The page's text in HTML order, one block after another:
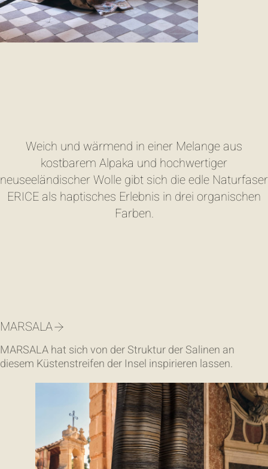
Weich und wärmend in einer Melange aus
kostbarem Alpaka und hochwertiger
neuseeländischer Wolle gibt sich die edle Naturfaser
ERICE als haptisches Erlebnis in drei organischen
Farben.
MARSALA
MARSALA hat sich von der Struktur der Salinen an
diesem Küstenstreifen der Insel inspirieren lassen.